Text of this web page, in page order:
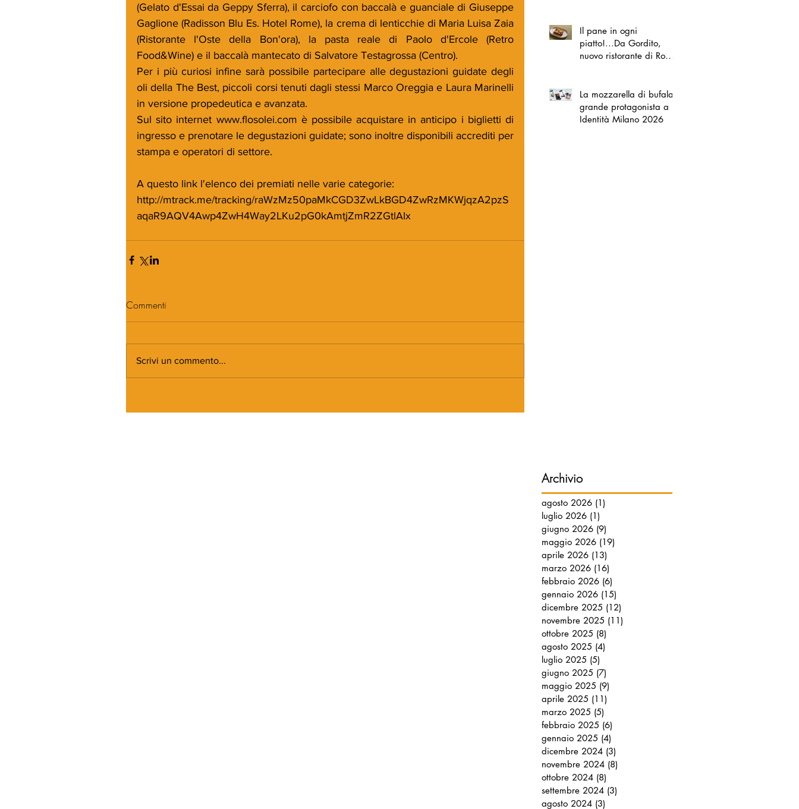
(Gelato d'Essai da Geppy Sferra), il carciofo con baccalà e guanciale di Giuseppe
Gaglione (Radisson Blu Es. Hotel Rome), la crema di lenticchie di Maria Luisa Zaia
(Ristorante l'Oste della Bon'ora), la pasta reale di Paolo d'Ercole (Retro
Food&Wine) e il baccalà mantecato di Salvatore Testagrossa (Centro).
Per i più curiosi infine sarà possibile partecipare alle degustazioni guidate degli
oli della The Best, piccoli corsi tenuti dagli stessi Marco Oreggia e Laura Marinelli
in versione propedeutica e avanzata.
Sul sito internet www.flosolei.com è possibile acquistare in anticipo i biglietti di
ingresso e prenotare le degustazioni guidate; sono inoltre disponibili accrediti per
stampa e operatori di settore.
A questo link l'elenco dei premiati nelle varie categorie:
http://mtrack.me/tracking/raWzMz50paMkCGD3ZwLkBGD4ZwRzMKWjqzA2pzS
aqaR9AQV4Awp4ZwH4Way2LKu2pG0kAmtjZmR2ZGtlAIx
Commenti
Scrivi un commento...
Il pane in ogni
piatto!...Da Gordito,
nuovo ristorante di Roma
La mozzarella di bufala
grande protagonista a
Identità Milano 2026
Archivio
agosto 2026 (1)
luglio 2026 (1)
giugno 2026 (9)
maggio 2026 (19)
aprile 2026 (13)
marzo 2026 (16)
febbraio 2026 (6)
gennaio 2026 (15)
dicembre 2025 (12)
novembre 2025 (11)
ottobre 2025 (8)
agosto 2025 (4)
luglio 2025 (5)
giugno 2025 (7)
maggio 2025 (9)
aprile 2025 (11)
marzo 2025 (5)
febbraio 2025 (6)
gennaio 2025 (4)
dicembre 2024 (3)
novembre 2024 (8)
ottobre 2024 (8)
settembre 2024 (3)
agosto 2024 (3)